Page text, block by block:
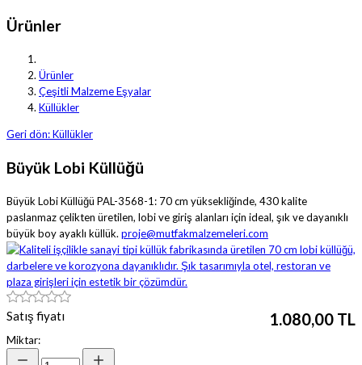
Ürünler
Ürünler
Çeşitli Malzeme Eşyalar
Küllükler
Geri dön: Küllükler
Büyük Lobi Küllüğü
Büyük Lobi Küllüğü PAL-3568-1: 70 cm yüksekliğinde, 430 kalite
paslanmaz çelikten üretilen, lobi ve giriş alanları için ideal, şık ve dayanıklı
büyük boy ayaklı küllük. proje@mutfakmalzemeleri.com
Satış fiyatı 1.080,00 TL
Miktar: